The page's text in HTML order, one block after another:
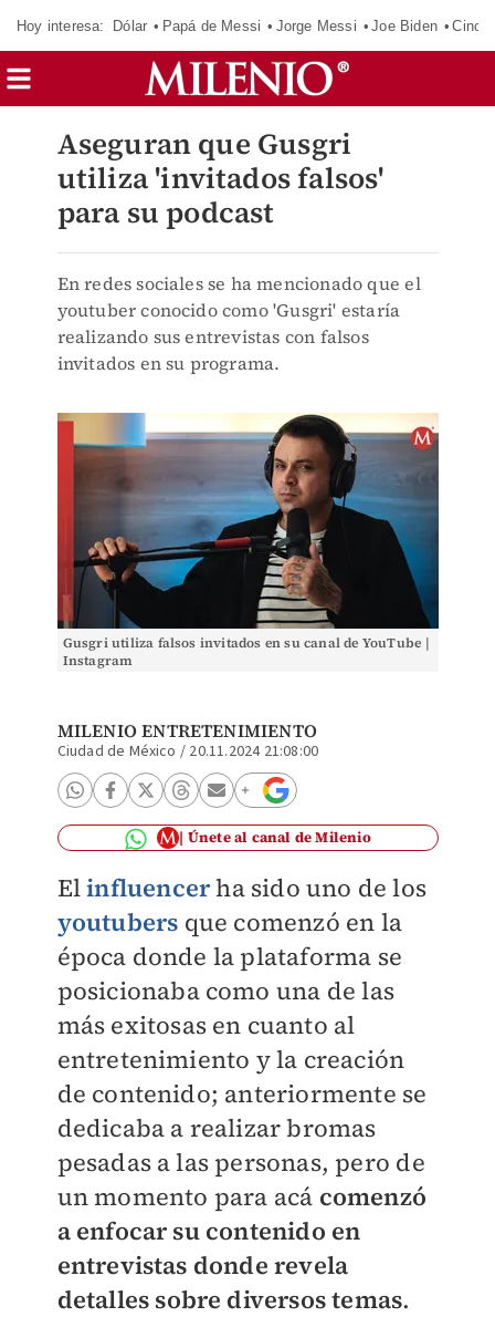
Hoy interesa: Dólar Papá de Messi Jorge Messi Joe Biden
Aseguran que Gusgri
utiliza 'invitados falsos'
para su podcast
En redes sociales se ha mencionado que el
youtuber conocido como 'Gusgri' estaría
realizando sus entrevistas con falsos
invitados en su programa.
Gusgri utiliza falsos invitados en su canal de YouTube |
Instagram
MILENIO ENTRETENIMIENTO
Ciudad de México / 20.11.2024 21:08:00
Únete al canal de Milenio
Elinfluencerha sido uno de los
youtubers que comenzó en la
época donde la plataforma se
posicionaba como una de las
más exitosas en cuanto al
entretenimiento y la creación
de contenido; anteriormente se
dedicaba a realizar bromas
pesadas a las personas, pero de
un momento para acá comenzó
a enfocar su contenido en
entrevistas donde revela
detalles sobre diversos temas.